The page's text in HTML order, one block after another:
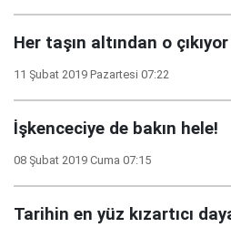
Her taşın altından o çıkıyor
11 Şubat 2019 Pazartesi 07:22
İşkenceciye de bakın hele!
08 Şubat 2019 Cuma 07:15
Tarihin en yüz kızartıcı